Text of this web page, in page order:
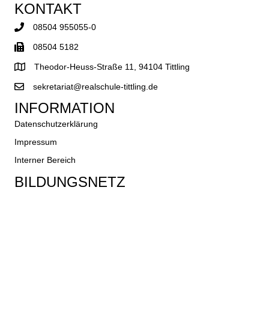
KONTAKT
08504 955055-0
08504 5182
Theodor-Heuss-Straße 11, 94104 Tittling
sekretariat@realschule-tittling.de
INFORMATION
Datenschutzerklärung
Impressum
Interner Bereich
BILDUNGSNETZ